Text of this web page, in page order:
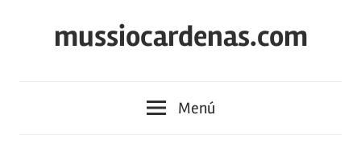
mussiocardenas.com
Menú